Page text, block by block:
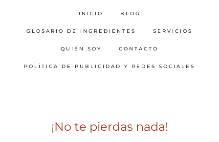
INICIO BLOG
GLOSARIO DE INGREDIENTES SERVICIOS
QUIÉN SOY CONTACTO
POLÍTICA DE PUBLICIDAD Y REDES SOCIALES
¡No te pierdas nada!